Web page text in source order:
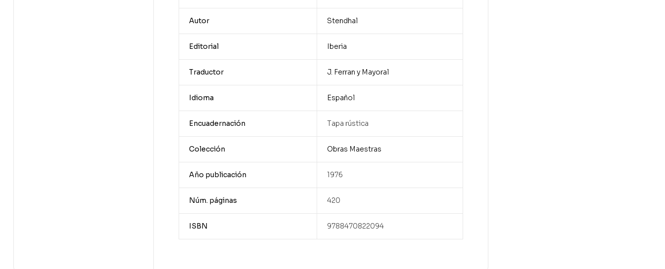
Autor Stendhal
Editorial Iberia
Traductor J. Ferran y Mayoral
Idioma Español
Encuadernación Tapa rústica
Colección Obras Maestras
Año publicación 1976
Núm. páginas 420
ISBN 9788470822094